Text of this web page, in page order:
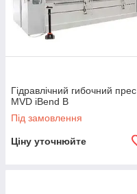
Гідравлічний гибочний прес
MVD iBend B
Під замовлення
Ціну уточнюйте